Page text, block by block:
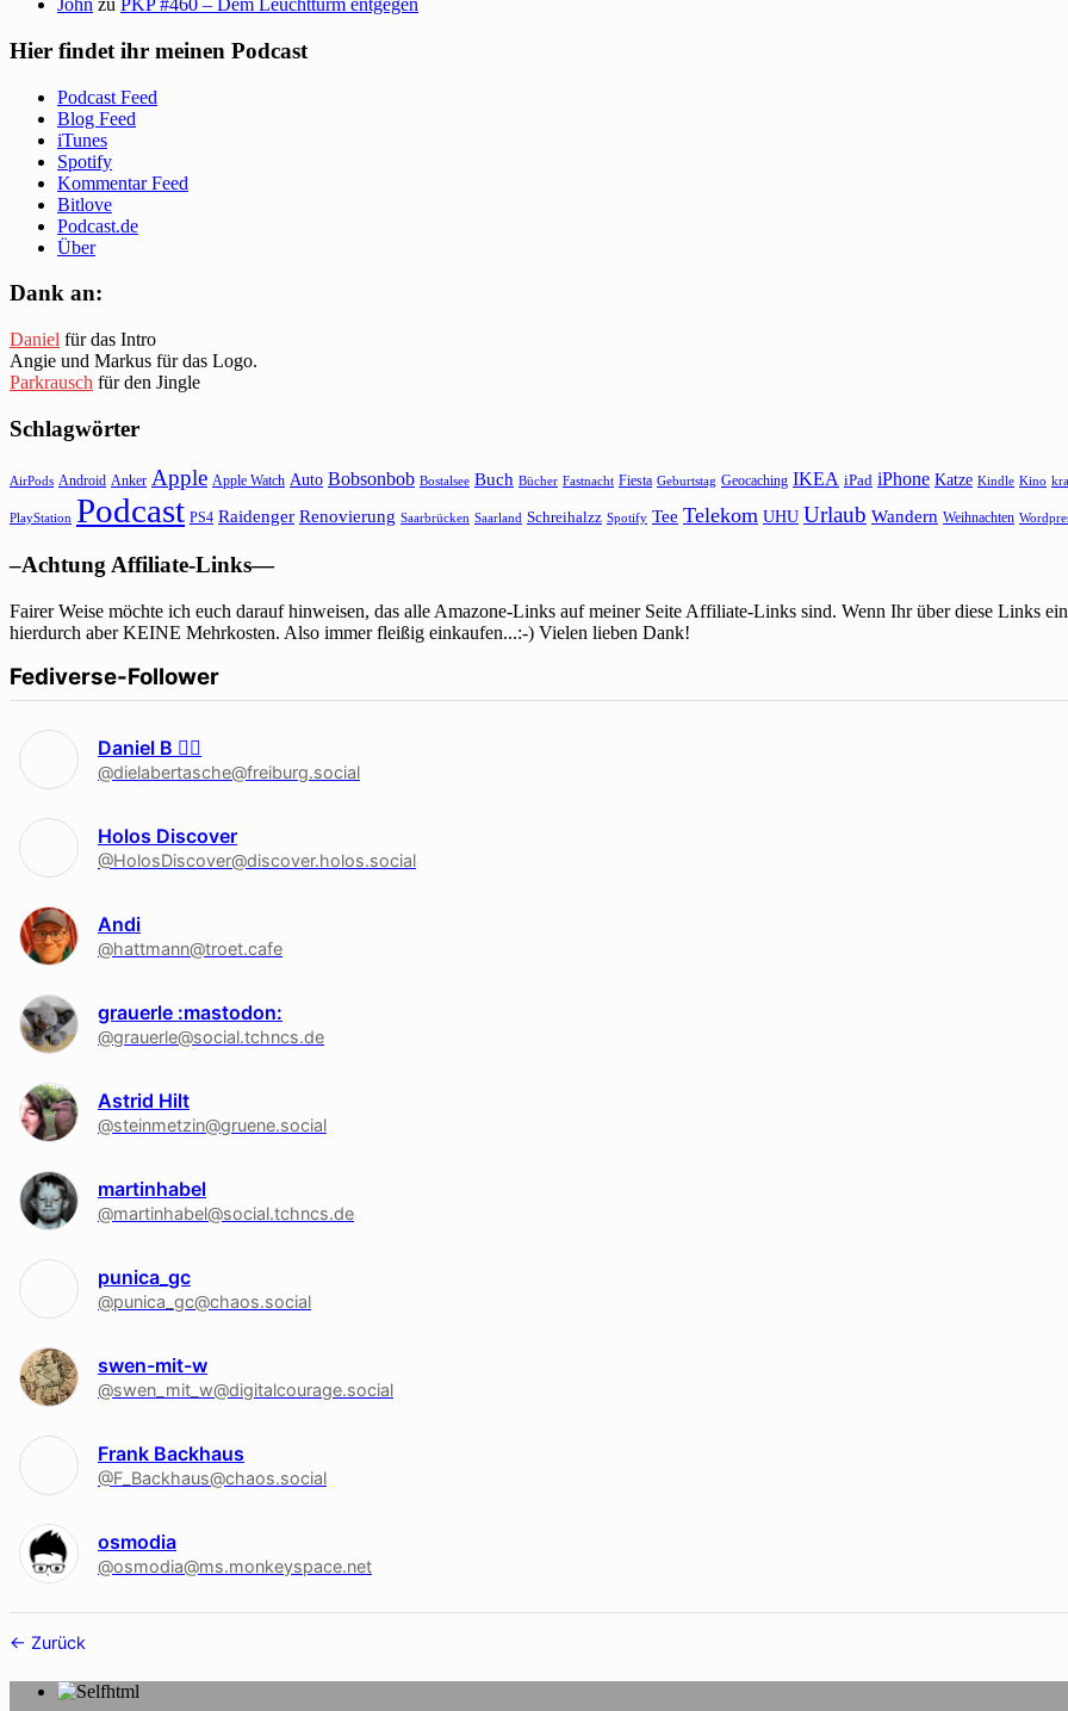
John zu PKP #460 – Dem Leuchtturm entgegen
Hier findet ihr meinen Podcast
Podcast Feed
Blog Feed
iTunes
Spotify
Kommentar Feed
Bitlove
Podcast.de
Über
Dank an:
Daniel für das Intro
Angie und Markus für das Logo.
Parkrausch für den Jingle
Schlagwörter
AirPods Android Anker Apple Apple Watch Auto Bobsonbob Bostalsee Buch Bücher Fastnacht Fiesta Geburtstag Geocaching IKEA iPad iPhone Katze Kindle Kino
PlayStation Podcast PS4 Raidenger Renovierung Saarbrücken Saarland Schreihalzz Spotify Tee Telekom UHU Urlaub Wandern Weihnachten
–Achtung Affiliate-Links—
Fairer Weise möchte ich euch darauf hinweisen, das alle Amazone-Links auf meiner Seite Affiliate-Links sind. Wenn Ihr über diese Links
hierdurch aber KEINE Mehrkosten. Also immer fleißig einkaufen...:-) Vielen lieben Dank!
Fediverse-Follower
Daniel B 🏳‍🌈
@dielabertasche@freiburg.social
Holos Discover
@HolosDiscover@discover.holos.social
Andi
@hattmann@troet.cafe
grauerle :mastodon:
@grauerle@social.tchncs.de
Astrid Hilt
@steinmetzin@gruene.social
martinhabel
@martinhabel@social.tchncs.de
punica_gc
@punica_gc@chaos.social
swen-mit-w
@swen_mit_w@digitalcourage.social
Frank Backhaus
@F_Backhaus@chaos.social
osmodia
@osmodia@ms.monkeyspace.net
Follower-
Zurück